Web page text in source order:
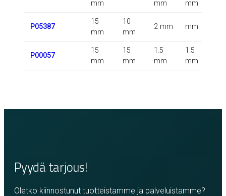
mm
mm
mm
P05387
15
mm
10
mm
2 mm mm
P00057
15
mm
15
mm
1.5
mm
1.5
mm
Pyydä tarjous!
Oletko kiinnostunut tuotteistamme ja palveluistamme?